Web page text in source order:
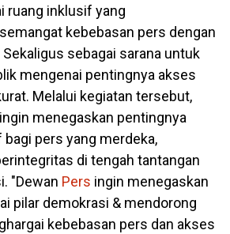
ruang inklusif yang
kebebasan pers dengan
sebagai sarana untuk
mengenai pentingnya akses
Melalui kegiatan tersebut,
menegaskan pentingnya
pers yang merdeka,
di tengah tantangan
"Dewan Pers ingin menegaskan
pilar demokrasi & mendorong
kebebasan pers dan akses